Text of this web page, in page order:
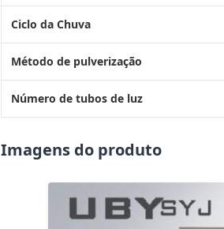
Ciclo da Chuva
Método de pulverização
Número de tubos de luz
Imagens do produto